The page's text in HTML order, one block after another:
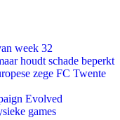
week 32
houdt schade beperkt
zege FC Twente
Evolved
games